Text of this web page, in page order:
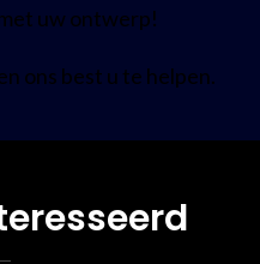
uw ontwerp!
ons best u te helpen.